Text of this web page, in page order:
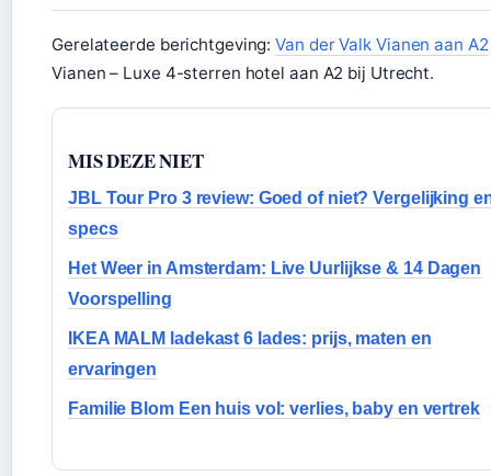
Gerelateerde berichtgeving:Van der Valk Vianen aan A2
Vianen – Luxe 4-sterren hotel aan A2 bij Utrecht.
MIS DEZE NIET
JBL Tour Pro 3 review: Goed of niet? Vergelijking
specs
Het Weer in Amsterdam: Live Uurlijkse & 14 Dagen
Voorspelling
IKEA MALM ladekast 6 lades: prijs, maten en
ervaringen
Familie Blom Een huis vol: verlies, baby en vertrek